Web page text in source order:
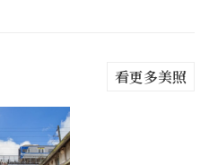
看更多美照